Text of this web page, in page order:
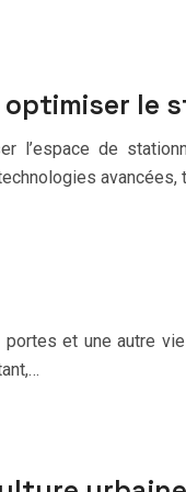
le
de
et une autre